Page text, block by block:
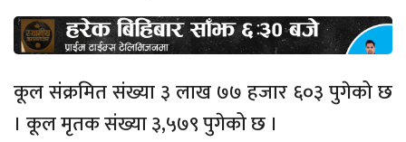
कूल संक्रमित संख्या ३ लाख ७७ हजार ६०३ पुगेको छ
। कूल मृतक संख्या ३,५७९ पुगेको छ ।